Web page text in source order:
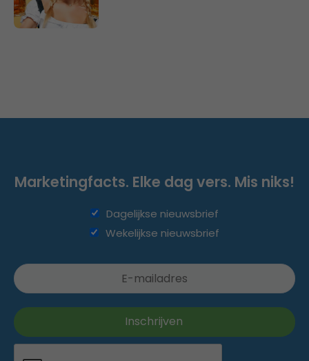
Marketingfacts. Elke dag vers. Mis niks!
Dagelijkse nieuwsbrief
Wekelijkse nieuwsbrief